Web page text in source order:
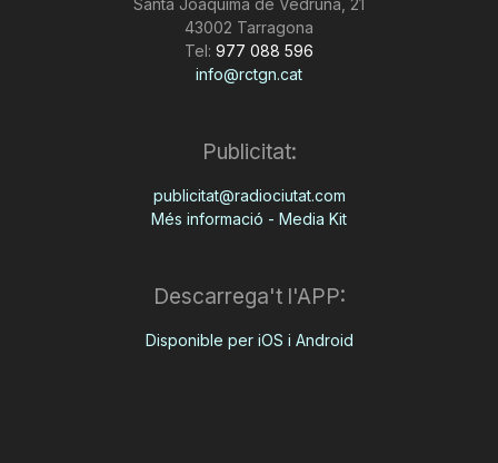
Santa Joaquima de Vedruna, 21
43002 Tarragona
Tel: 977 088 596
info@rctgn.cat
Publicitat:
publicitat@radiociutat.com
Més informació - Media Kit
Descarrega't l'APP:
Disponible per iOS i Android